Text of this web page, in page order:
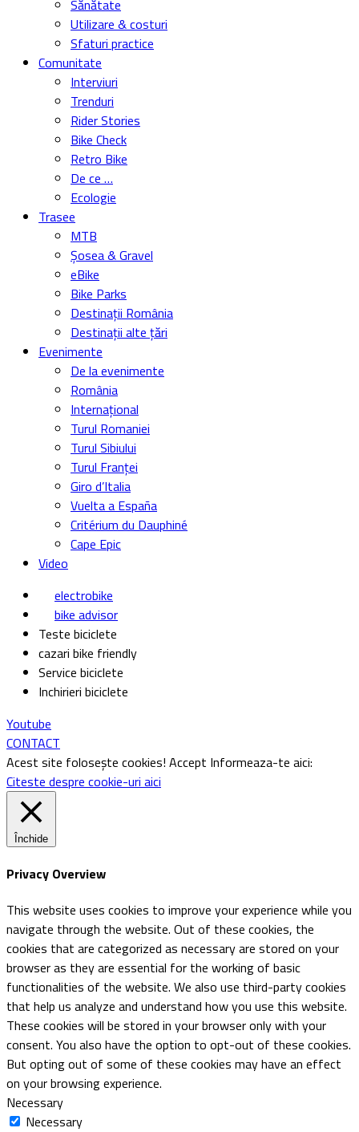
Sănătate
Utilizare & costuri
Sfaturi practice
Comunitate
Interviuri
Trenduri
Rider Stories
Bike Check
Retro Bike
De ce …
Ecologie
Trasee
MTB
Șosea & Gravel
eBike
Bike Parks
Destinații România
Destinații alte țări
Evenimente
De la evenimente
România
Internațional
Turul Romaniei
Turul Sibiului
Turul Franței
Giro d’Italia
Vuelta a España
Critérium du Dauphiné
Cape Epic
Video
electrobike
bike advisor
Teste biciclete
cazari bike friendly
Service biciclete
Inchirieri biciclete
Youtube
CONTACT
Acest site folosește cookies! Accept Informeaza-te aici:
Citeste despre cookie-uri aici
Închide
Privacy Overview
This website uses cookies to improve your experience while you
navigate through the website. Out of these cookies, the
cookies that are categorized as necessary are stored on your
browser as they are essential for the working of basic
functionalities of the website. We also use third-party cookies
that help us analyze and understand how you use this website.
These cookies will be stored in your browser only with your
consent. You also have the option to opt-out of these cookies.
But opting out of some of these cookies may have an effect
on your browsing experience.
Necessary
Necessary